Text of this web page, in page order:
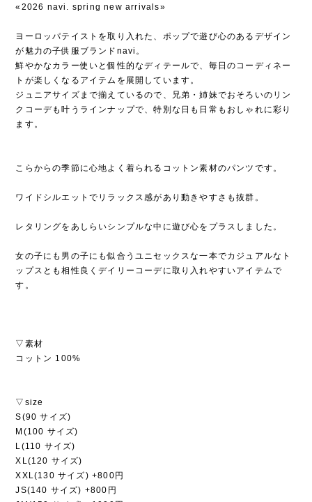
«2026 navi. spring new arrivals»
ヨーロッパテイストを取り入れた、ポップで遊び心のあるデザイン
が魅力の子供服ブランドnavi。
鮮やかなカラー使いと個性的なディテールで、毎日のコーディネー
トが楽しくなるアイテムを展開しています。
ジュニアサイズまで揃えているので、兄弟・姉妹でおそろいのリン
クコーデも叶うラインナップで、特別な日も日常もおしゃれに彩り
ます。
こらからの季節に心地よく着られるコットン素材のパンツです。
ワイドシルエットでリラックス感があり動きやすさも抜群。
レタリングをあしらいシンプルな中に遊び心をプラスしました。
女の子にも男の子にも似合うユニセックスな一本でカジュアルなト
ップスとも相性良くデイリーコーデに取り入れやすいアイテムで
す。
▽素材
コットン 100%
▽size
S(90 サイズ)
M(100 サイズ)
L(110 サイズ)
XL(120 サイズ)
XXL(130 サイズ) +800円
JS(140 サイズ) +800円